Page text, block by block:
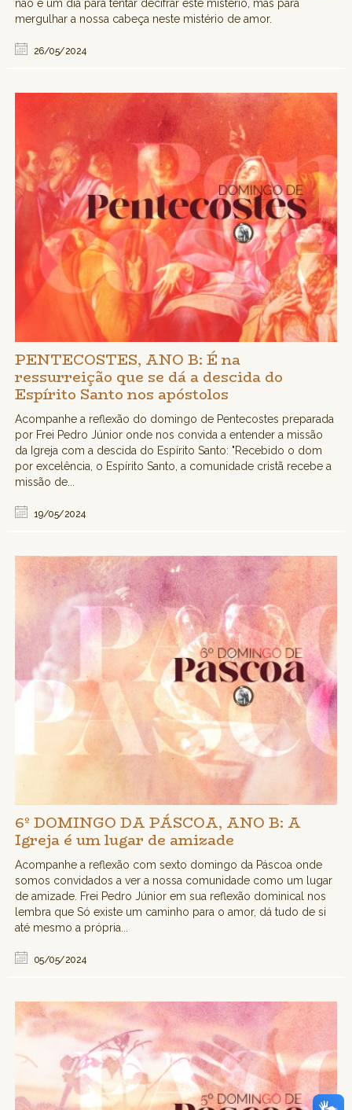
não é um dia para tentar decifrar este mistério, mas para
mergulhar a nossa cabeça neste mistério de amor.
26/05/2024
PENTECOSTES, ANO B: É na
ressurreição que se dá a descida do
Espírito Santo nos apóstolos
Acompanhe a reflexão do domingo de Pentecostes preparada
por Frei Pedro Júnior onde nos convida a entender a missão
da Igreja com a descida do Espírito Santo: "Recebido o dom
por excelência, o Espírito Santo, a comunidade cristã recebe a
missão de...
19/05/2024
6º DOMINGO DA PÁSCOA, ANO B: A
Igreja é um lugar de amizade
Acompanhe a reflexão com sexto domingo da Páscoa onde
somos convidados a ver a nossa comunidade como um lugar
de amizade. Frei Pedro Júnior em sua reflexão dominical nos
lembra que Só existe um caminho para o amor, dá tudo de si
até mesmo a própria...
05/05/2024